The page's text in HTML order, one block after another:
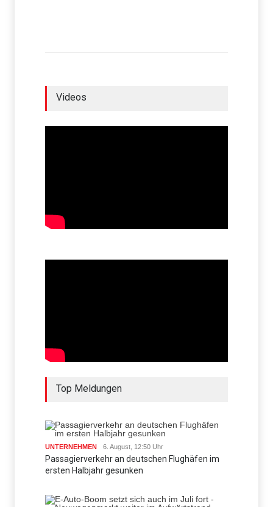
Videos
Top Meldungen
UNTERNEHMEN 6. August, 12:50 Uhr
Passagierverkehr an deutschen Flughäfen im
ersten Halbjahr gesunken